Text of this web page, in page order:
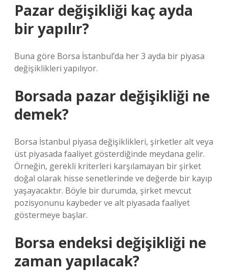
Pazar değişikliği kaç ayda
bir yapılır?
Buna göre Borsa İstanbul’da her 3 ayda bir piyasa
değişiklikleri yapılıyor.
Borsada pazar değişikliği ne
demek?
Borsa İstanbul piyasa değişiklikleri, şirketler alt veya
üst piyasada faaliyet gösterdiğinde meydana gelir.
Örneğin, gerekli kriterleri karşılamayan bir şirket
doğal olarak hisse senetlerinde ve değerde bir kayıp
yaşayacaktır. Böyle bir durumda, şirket mevcut
pozisyonunu kaybeder ve alt piyasada faaliyet
göstermeye başlar.
Borsa endeksi değişikliği ne
zaman yapılacak?